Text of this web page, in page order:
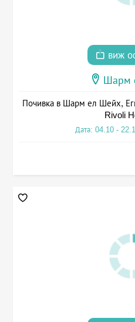
виж
Шарм
Почивка в Шарм ел Шейх,
Rivoli
Дата: 04.10 -